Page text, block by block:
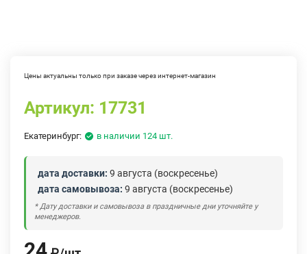
Цены актуальны только при заказе через интернет-магазин
Артикул: 17731
Екатеринбург: в наличии 124 шт.
дата доставки: 9 августа (воскресенье)
дата самовывоза: 9 августа (воскресенье)
* Дату доставки и самовывоза в праздничные дни уточняйте у
менеджеров.